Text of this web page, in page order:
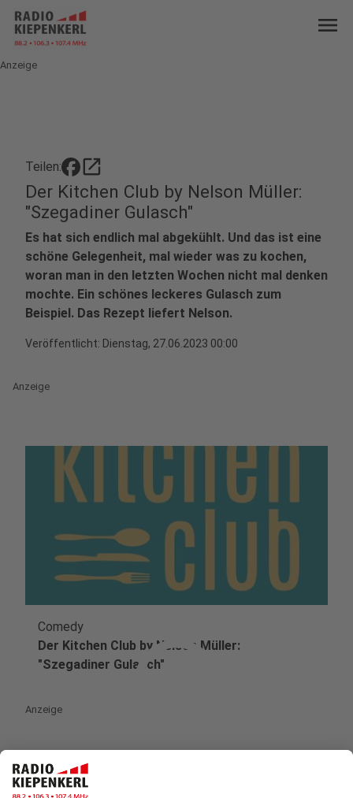
menu
Anzeige
Teilen: open_in_new
Der Kitchen Club by Nelson Müller:
"Szegadiner Gulasch"
Es hat sich endlich mal abgekühlt. Und das ist eine
schöne Gelegenheit, mal wieder was zu kochen,
woran man in den letzten Wochen nicht mal denken
mochte. Ein schönes leckeres Gulasch zum
Beispiel. Das Rezept liefert Nelson.
Veröffentlicht: Dienstag, 27.06.2023 00:00
Anzeige
play_circle
Comedy
Der Kitchen Club by Nelson Müller:
"Szegadiner Gulasch"
Anzeige
Das Rezept: "Szegadiner Gulasch"
Anzeige